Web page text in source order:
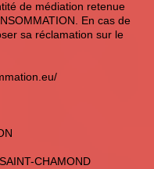
de médiation retenue
En cas de
sa réclamation sur le
CHAMOND